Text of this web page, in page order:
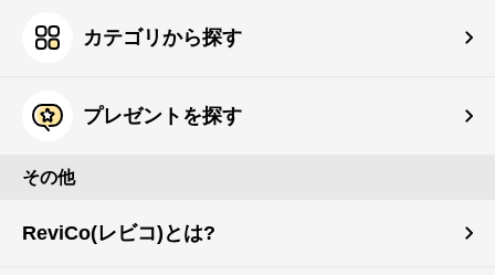
カテゴリから探す
プレゼントを探す
その他
ReviCo(レビコ)とは?